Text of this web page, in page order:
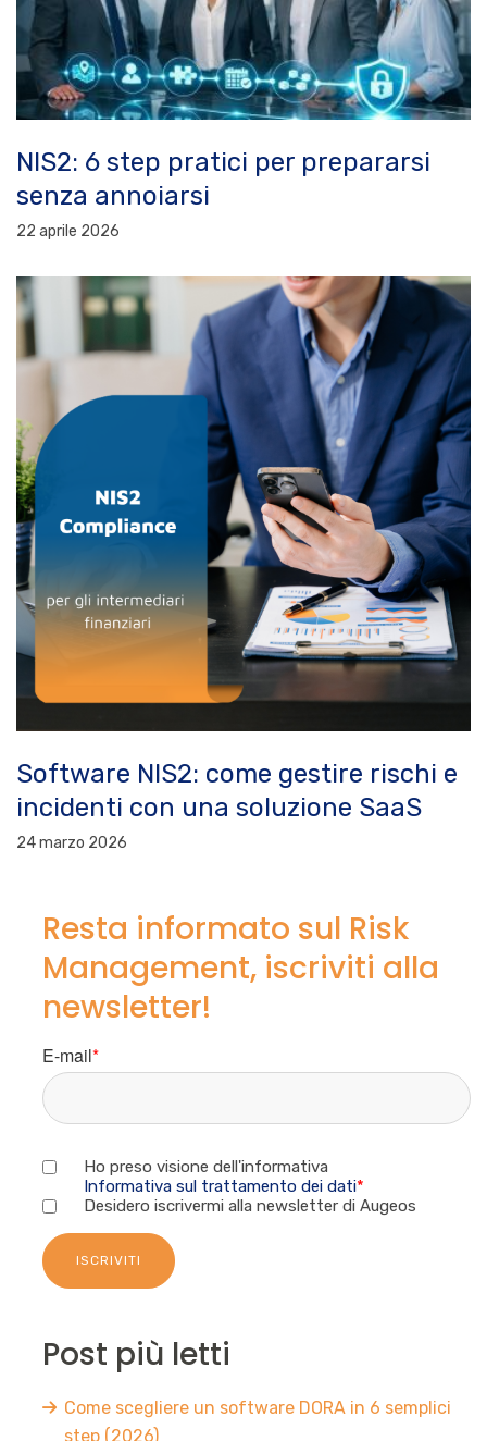
NIS2: 6 step pratici per prepararsi
senza annoiarsi
22 aprile 2026
Software NIS2: come gestire rischi e
incidenti con una soluzione SaaS
24 marzo 2026
Resta informato sul Risk
Management, iscriviti alla
newsletter!
E-mail*
Ho preso visione dell'informativa
Informativa sul trattamento dei dati*
Desidero iscrivermi alla newsletter di Augeos
Post più letti
Come scegliere un software DORA in 6 semplici
step (2026)